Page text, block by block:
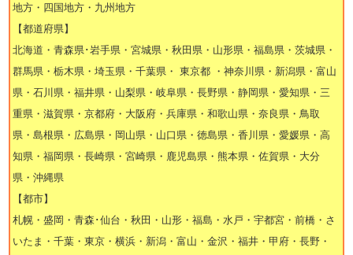
地方・四国地方・九州地方
【都道府県】
北海道・青森県･岩手県・宮城県・秋田県・山形県・福島県・茨城県・
群馬県・栃木県・埼玉県・千葉県・ 東京都 ・神奈川県・新潟県・富山
県・石川県・福井県・山梨県・岐阜県・長野県・静岡県・愛知県・三
重県・滋賀県・京都府・大阪府・兵庫県・和歌山県・奈良県・鳥取
県・島根県・広島県・岡山県・山口県・徳島県・香川県・愛媛県・高
知県・福岡県・長崎県・宮崎県・鹿児島県・熊本県・佐賀県・大分
県・沖縄県
【都市】
札幌・盛岡・青森･仙台・秋田・山形・福島・水戸・宇都宮・前橋・さ
いたま・千葉・東京・横浜・新潟・富山・金沢・福井・甲府・長野・